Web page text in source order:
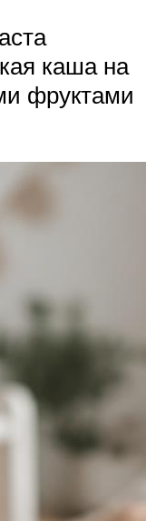
каша на
фруктами